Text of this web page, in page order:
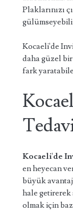
Plaklarınızı
Kocaeli'de
daha güzel
fark
Kocaeli'de
en heyecan
büyük
hale getirerek
olmak için